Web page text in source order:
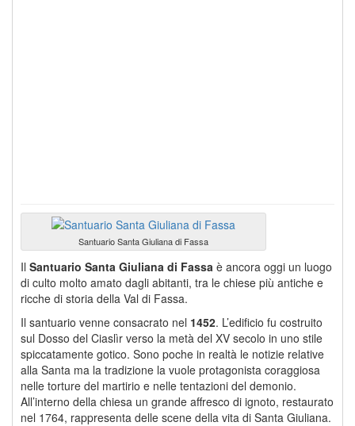
Santuario Santa Giuliana di Fassa
Il Santuario Santa Giuliana di Fassa è ancora oggi un luogo
di culto molto amato dagli abitanti, tra le chiese più antiche e
ricche di storia della Val di Fassa.
Il santuario venne consacrato nel 1452. L’edificio fu costruito
sul Dosso del Ciaslìr verso la metà del XV secolo in uno stile
spiccatamente gotico. Sono poche in realtà le notizie relative
alla Santa ma la tradizione la vuole protagonista coraggiosa
nelle torture del martirio e nelle tentazioni del demonio.
All’interno della chiesa un grande affresco di ignoto, restaurato
nel 1764, rappresenta delle scene della vita di Santa Giuliana.